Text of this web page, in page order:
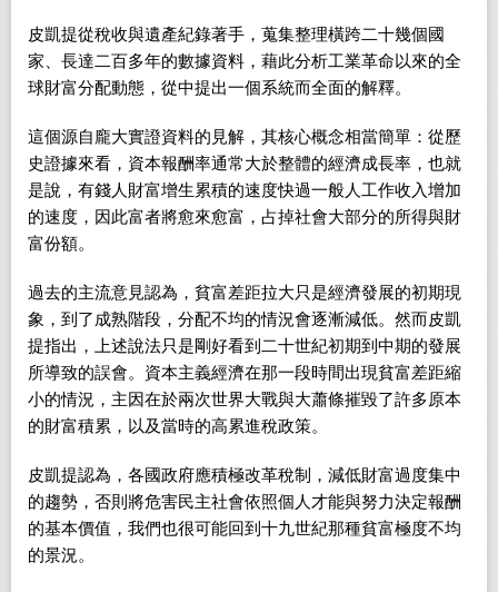
皮凱提從稅收與遺產紀錄著手，蒐集整理橫跨二十幾個國
家、長達二百多年的數據資料，藉此分析工業革命以來的全
球財富分配動態，從中提出一個系統而全面的解釋。
這個源自龐大實證資料的見解，其核心概念相當簡單：從歷
史證據來看，資本報酬率通常大於整體的經濟成長率，也就
是說，有錢人財富增生累積的速度快過一般人工作收入增加
的速度，因此富者將愈來愈富，占掉社會大部分的所得與財
富份額。
過去的主流意見認為，貧富差距拉大只是經濟發展的初期現
象，到了成熟階段，分配不均的情況會逐漸減低。然而皮凱
提指出，上述說法只是剛好看到二十世紀初期到中期的發展
所導致的誤會。資本主義經濟在那一段時間出現貧富差距縮
小的情況，主因在於兩次世界大戰與大蕭條摧毀了許多原本
的財富積累，以及當時的高累進稅政策。
皮凱提認為，各國政府應積極改革稅制，減低財富過度集中
的趨勢，否則將危害民主社會依照個人才能與努力決定報酬
的基本價值，我們也很可能回到十九世紀那種貧富極度不均
的景況。